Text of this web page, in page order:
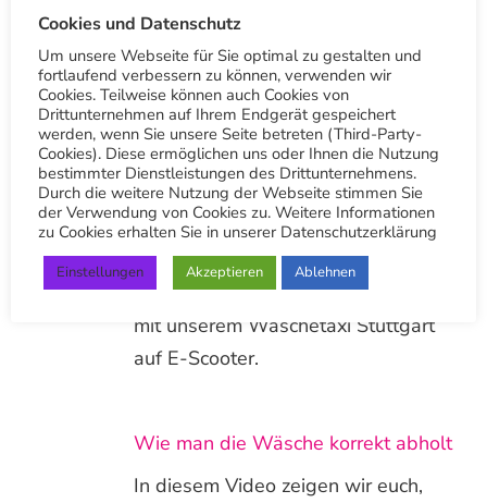
Andere Beiträge
Wäschetaxi Stuttgart E-Scooter im
Einsatz
Wir sind seit über 100 Jahren
innovativ. Nun setzen auch wir für
die direkte Zustellung von Wäsche
mit unserem Wäschetaxi Stuttgart
auf E-Scooter.
Wie man die Wäsche korrekt abholt
In diesem Video zeigen wir euch,
Cookies und Datenschutz
Um unsere Webseite für Sie optimal zu gestalten und
fortlaufend verbessern zu können, verwenden wir
Cookies. Teilweise können auch Cookies von
Drittunternehmen auf Ihrem Endgerät gespeichert
werden, wenn Sie unsere Seite betreten (Third-Party-
Cookies). Diese ermöglichen uns oder Ihnen die Nutzung
bestimmter Dienstleistungen des Drittunternehmens.
Durch die weitere Nutzung der Webseite stimmen Sie
der Verwendung von Cookies zu. Weitere Informationen
zu Cookies erhalten Sie in unserer Datenschutzerklärung
Einstellungen Akzeptieren Ablehnen